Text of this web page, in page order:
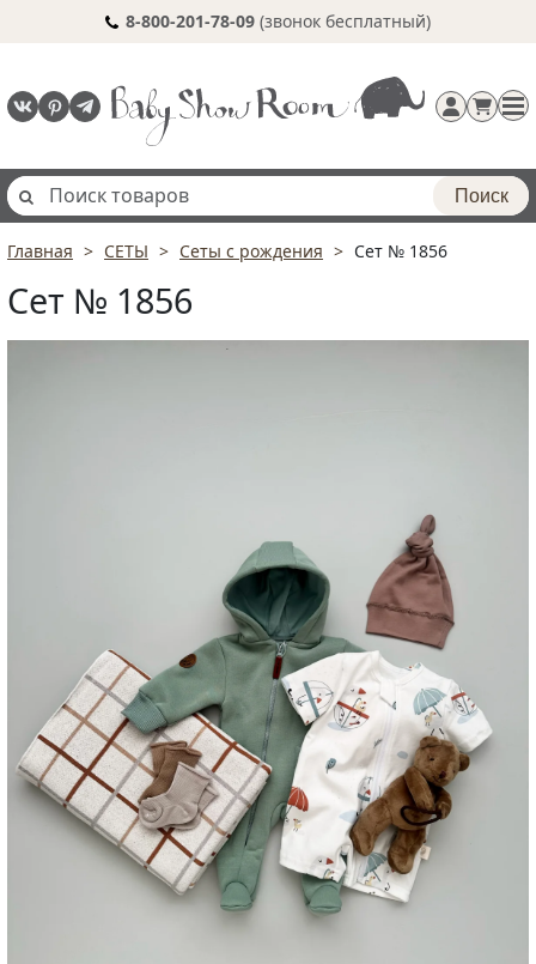
8-800-201-78-09 (звонок бесплатный)
Поиск
Главная СЕТЫ Сеты с рождения Сет № 1856
Сет № 1856